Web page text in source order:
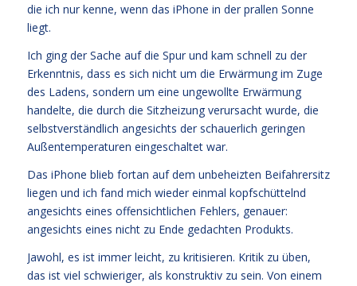
die ich nur kenne, wenn das iPhone in der prallen Sonne
liegt.
Ich ging der Sache auf die Spur und kam schnell zu der
Erkenntnis, dass es sich nicht um die Erwärmung im Zuge
des Ladens, sondern um eine ungewollte Erwärmung
handelte, die durch die Sitzheizung verursacht wurde, die
selbstverständlich angesichts der schauerlich geringen
Außentemperaturen eingeschaltet war.
Das iPhone blieb fortan auf dem unbeheizten Beifahrersitz
liegen und ich fand mich wieder einmal kopfschüttelnd
angesichts eines offensichtlichen Fehlers, genauer:
angesichts eines nicht zu Ende gedachten Produkts.
Jawohl, es ist immer leicht, zu kritisieren. Kritik zu üben,
das ist viel schwieriger, als konstruktiv zu sein. Von einem